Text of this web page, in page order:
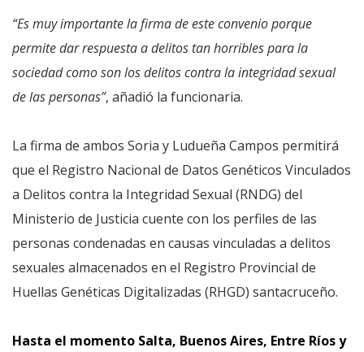
“Es muy importante la firma de este convenio porque
permite dar respuesta a delitos tan horribles para la
sociedad como son los delitos contra la integridad sexual
de las personas”, añadió la funcionaria.
La firma de ambos Soria y Ludueña Campos permitirá
que el Registro Nacional de Datos Genéticos Vinculados
a Delitos contra la Integridad Sexual (RNDG) del
Ministerio de Justicia cuente con los perfiles de las
personas condenadas en causas vinculadas a delitos
sexuales almacenados en el Registro Provincial de
Huellas Genéticas Digitalizadas (RHGD) santacruceño.
Hasta el momento Salta, Buenos Aires, Entre Ríos y